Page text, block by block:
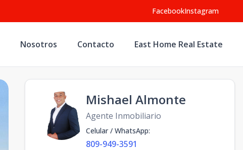
FacebookInstagram
Nosotros Contacto East Home Real Estate
Mishael Almonte
Agente Inmobiliario
Celular / WhatsApp:
809-949-3591